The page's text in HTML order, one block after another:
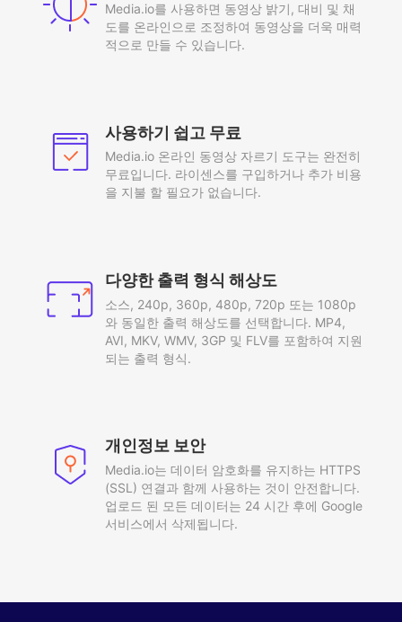
Media.io를 사용하면 동영상 밝기, 대비 및 채
도를 온라인으로 조정하여 동영상을 더욱 매력
적으로 만들 수 있습니다.
사용하기 쉽고 무료
Media.io 온라인 동영상 자르기 도구는 완전히
무료입니다. 라이센스를 구입하거나 추가 비용
을 지불 할 필요가 없습니다.
다양한 출력 형식 해상도
소스, 240p, 360p, 480p, 720p 또는 1080p
와 동일한 출력 해상도를 선택합니다. MP4,
AVI, MKV, WMV, 3GP 및 FLV를 포함하여 지원
되는 출력 형식.
개인정보 보안
Media.io는 데이터 암호화를 유지하는 HTTPS
(SSL) 연결과 함께 사용하는 것이 안전합니다.
업로드 된 모든 데이터는 24 시간 후에 Google
서비스에서 삭제됩니다.